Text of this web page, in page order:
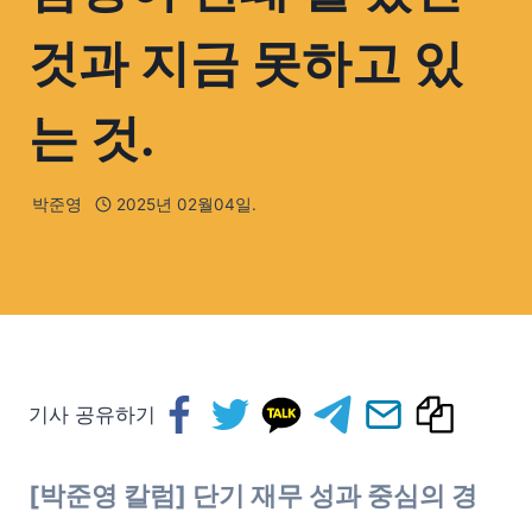
것과 지금 못하고 있
는 것.
박준영 2025년 02월04일.
기사 공유하기
[박준영 칼럼] 단기 재무 성과 중심의 경